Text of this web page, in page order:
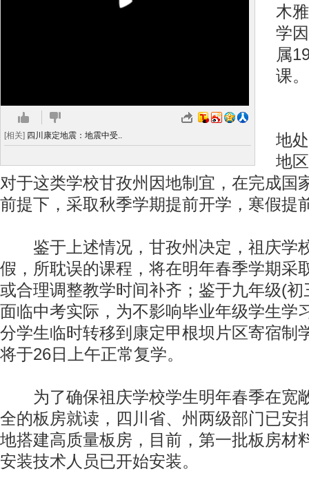
[相关] 四川康定地震：地震中受..
木
学
属
课。
地
地
对于这类学校甘孜州因地制宜，在完成国
前提下，采取秋季学期提前开学，寒假提
鉴于上述情况，甘孜州决定，祖庆学
假，所耽误的课程，将在明年春季学期采
或合理调整教学时间补齐；鉴于九年级(
面临中考实际，为不影响毕业年级学生学
分学生临时转移到康定甲根坝片区寄宿制
将于26日上午正常复学。
为了确保祖庆学校学生明年春季在宽
全的板房就读，四川省、州两级部门已安
地搭建高质量板房，目前，第一批板房材
安装技术人员已开始安装。